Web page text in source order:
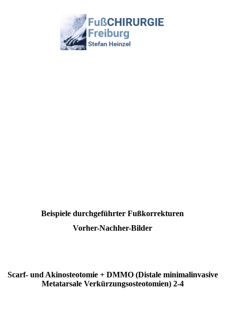
Beispiele durchgeführter Fußkorrekturen
Vorher-Nachher-Bilder
Scarf- und Akinosteotomie + DMMO (Distale minimalinvasive
Metatarsale Verkürzungsosteotomien) 2-4